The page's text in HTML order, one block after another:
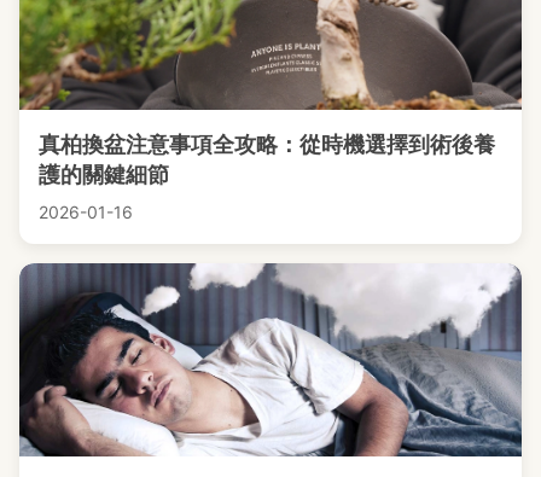
真柏換盆注意事項全攻略：從時機選擇到術後養
護的關鍵細節
2026-01-16